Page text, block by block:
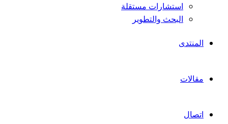
استشارات مستقلة
البحث والتطوير
المنتدى
مقالات
اتصال